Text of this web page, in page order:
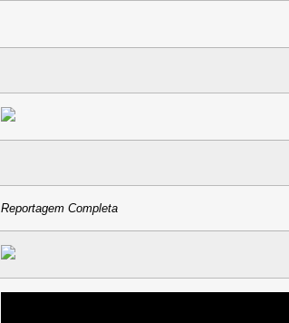
Reportagem Completa